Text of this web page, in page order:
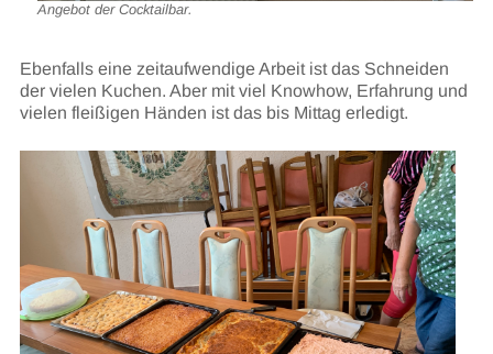
Angebot der Cocktailbar.
Ebenfalls eine zeitaufwendige Arbeit ist das Schneiden
der vielen Kuchen. Aber mit viel Knowhow, Erfahrung und
vielen fleißigen Händen ist das bis Mittag erledigt.